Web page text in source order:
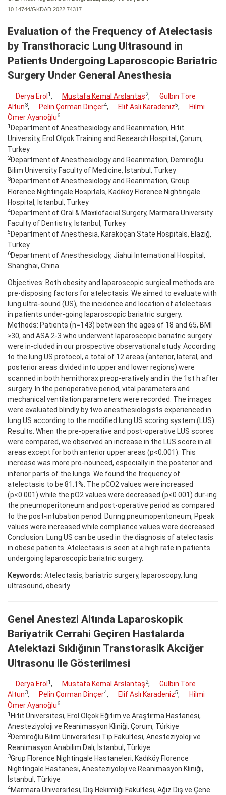
10.14744/GKDAD.2022.74317
Evaluation of the Frequency of Atelectasis
by Transthoracic Lung Ultrasound in
Patients Undergoing Laparoscopic Bariatric
Surgery Under General Anesthesia
Derya Erol 1, Mustafa Kemal Arslantaş2,
Gülbin Töre
Altun3, Pelin Çorman Dinçer4, Elif Aslı Karadeniz5,
Hilmi
Ömer Ayanoğlu6
1 Department of Anesthesiology and Reanimation, Hitit
University, Erol Olçok Training and Research Hospital, Çorum,
Turkey
2Department of Anesthesiology and Reanimation, Demiroğlu
Bilim University Faculty of Medicine, İstanbul, Turkey
3Department of Anesthesiology and Reanimation, Group
Florence Nightingale Hospitals, Kadıköy Florence Nightingale
Hospital, Istanbul, Turkey
4Department of Oral & Maxilofacial Surgery, Marmara University
Faculty of Dentistry, Istanbul, Turkey
5 Department of Anesthesia, Karakoçan State Hospitals, Elazığ,
Turkey
6Department of Anesthesiology, Jiahui International Hospital,
Shanghai, China
Objectives: Both obesity and laparoscopic surgical methods are
pre-disposing factors for atelectasis. We aimed to evaluate with
lung ultra-sound (US), the incidence and location of atelectasis
in patients under-going laparoscopic bariatric surgery.
Methods: Patients (n=143) between the ages of 18 and 65, BMI
≥30, and ASA 2-3 who underwent laparoscopic bariatric surgery
were in-cluded in our prospective observational study. According
to the lung US protocol, a total of 12 areas (anterior, lateral, and
posterior areas divided into upper and lower regions) were
scanned in both hemithorax preop-eratively and in the 1st h after
surgery. In the perioperative period, vital parameters and
mechanical ventilation parameters were recorded. The images
were evaluated blindly by two anesthesiologists experienced in
lung US according to the modified lung US scoring system (LUS).
Results: When the pre-operative and post-operative LUS scores
were compared, we observed an increase in the LUS score in all
areas except for both anterior upper areas (p<0.001). This
increase was more pro-nounced, especially in the posterior and
inferior parts of the lungs. We found the frequency of
atelectasis to be 81.1%. The pCO2 values were increased
(p<0.001) while the pO2 values were decreased (p<0.001) dur-ing
the pneumoperitoneum and post-operative period as compared
to the post-intubation period. During pneumoperitoneum, Ppeak
values were increased while compliance values were decreased.
Conclusion: Lung US can be used in the diagnosis of atelectasis
in obese patients. Atelectasis is seen at a high rate in patients
undergoing laparoscopic bariatric surgery.
Keywords: Atelectasis, bariatric surgery, laparoscopy, lung
ultrasound, obesity
Genel Anestezi Altında Laparoskopik
Bariyatrik Cerrahi Geçiren Hastalarda
Atelektazi Sıklığının Transtorasik Akciğer
Ultrasonu ile Gösterilmesi
Derya Erol 1, Mustafa Kemal Arslantaş2,
Gülbin Töre
Altun3, Pelin Çorman Dinçer4, Elif Aslı Karadeniz5,
Hilmi
Ömer Ayanoğlu6
1 Hitit Üniversitesi, Erol Olçok Eğitim ve Araştırma Hastanesi,
Anesteziyoloji ve Reanimasyon Kliniği, Çorum, Türkiye
2Demiroğlu Bilim Üniversitesi Tıp Fakültesi, Anesteziyoloji ve
Reanimasyon Anabilim Dalı, İstanbul, Türkiye
3Grup Florence Nightingale Hastaneleri, Kadıköy Florence
Nightingale Hastanesi, Anesteziyoloji ve Reanimasyon Kliniği,
İstanbul, Türkiye
4Marmara Üniversitesi, Diş Hekimliği Fakültesi, Ağız Diş ve Çene